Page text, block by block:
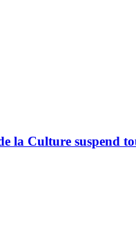
la Culture suspend